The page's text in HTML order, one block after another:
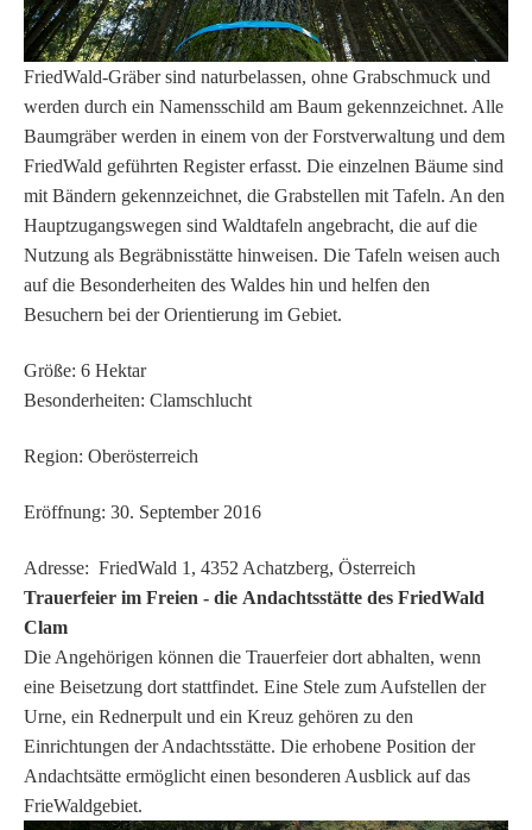
FriedWald-Gräber sind naturbelassen, ohne Grabschmuck und
werden durch ein Namensschild am Baum gekennzeichnet. Alle
Baumgräber werden in einem von der Forstverwaltung und dem
FriedWald geführten Register erfasst. Die einzelnen Bäume sind
mit Bändern gekennzeichnet, die Grabstellen mit Tafeln. An den
Hauptzugangswegen sind Waldtafeln angebracht, die auf die
Nutzung als Begräbnisstätte hinweisen. Die Tafeln weisen auch
auf die Besonderheiten des Waldes hin und helfen den
Besuchern bei der Orientierung im Gebiet.
Größe: 6 Hektar
Besonderheiten: Clamschlucht
Region: Oberösterreich
Eröffnung: 30. September 2016
Adresse: FriedWald 1, 4352 Achatzberg, Österreich
Trauerfeier im Freien - die Andachtsstätte des FriedWald
Clam
Die Angehörigen können die Trauerfeier dort abhalten, wenn
eine Beisetzung dort stattfindet. Eine Stele zum Aufstellen der
Urne, ein Rednerpult und ein Kreuz gehören zu den
Einrichtungen der Andachtsstätte. Die erhobene Position der
Andachtsätte ermöglicht einen besonderen Ausblick auf das
FrieWaldgebiet.